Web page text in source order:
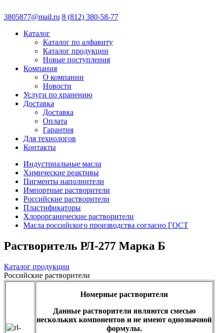
3805877@mail.ru 8 (812) 380-58-77
Каталог
Каталог по алфавиту
Каталог продукции
Новые поступления
Компания
О компании
Новости
Услуги по хранению
Доставка
Доставка
Оплата
Гарантия
Для технологов
Контакты
Индустриальные масла
Химические реактивы
Пигменты наполнители
Импортные растворители
Российские растворители
Пластификаторы
Хлорорганические растворители
Масла российского производства согласно ГОСТ
Растворитель РЛ-277 Марка Б
Каталог продукции
Российские растворители
Номерные растворители
Данные растворители являются смесью
нескольких компонентов и не имеют однозначной
формулы.